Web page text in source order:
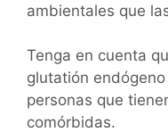
ambientales que
Tenga en cuenta
glutatión
personas que
comórbidas.